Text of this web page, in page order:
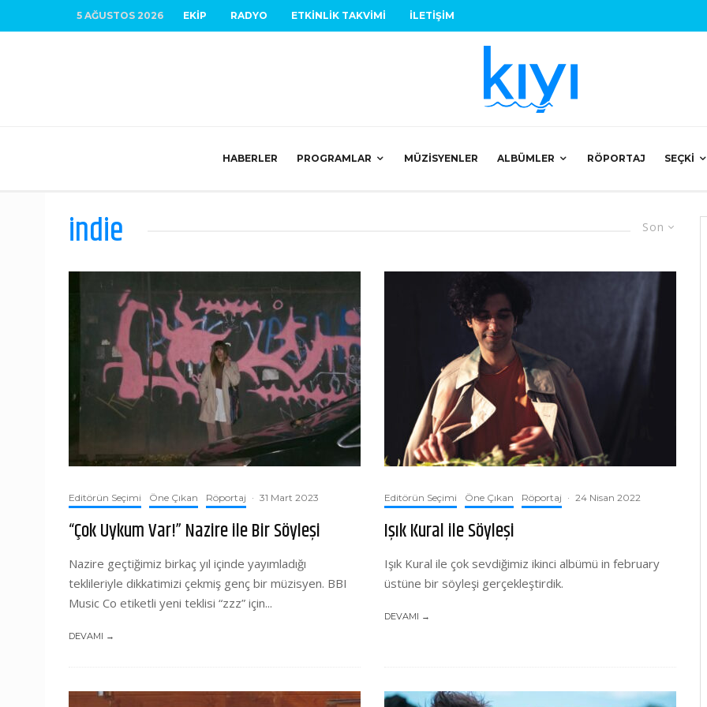
5 AĞUSTOS 2026 EKIP RADYO ETKINLIK TAKVIMI İLETIŞIM
HABERLER PROGRAMLAR MÜZISYENLER ALBÜMLER RÖPORTAJ SEÇKI
Son
indie
Editörün Seçimi Öne Çıkan Röportaj · 31 Mart 2023
“Çok Uykum Var!” Nazire ile Bir Söyleşi
Nazire geçtiğimiz birkaç yıl içinde yayımladığı
teklileriyle dikkatimizi çekmiş genç bir müzisyen. BBI
Music Co etiketli yeni teklisi “zzz” için...
DEVAMI →
Editörün Seçimi Öne Çıkan Röportaj · 24 Nisan 2022
Işık Kural ile Söyleşi
Işık Kural ile çok sevdiğimiz ikinci albümü in february
üstüne bir söyleşi gerçekleştirdik.
DEVAMI →